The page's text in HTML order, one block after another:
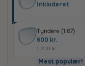
Inkluderet
Tyndere (1.67)
600 kr.
1.200 kr.
Mest populær!